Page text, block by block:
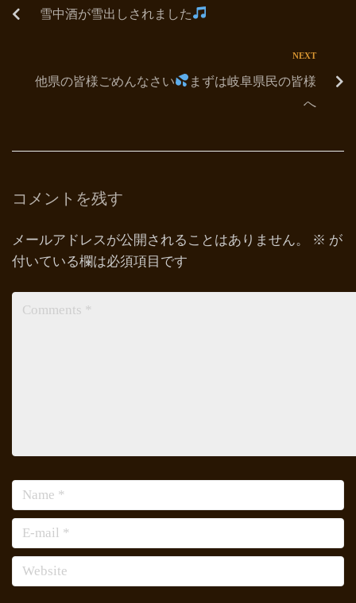
雪中酒が雪出しされました
NEXT
他県の皆様ごめんなさい
まずは岐阜県民の皆様
へ
コメントを残す
メールアドレスが公開されることはありません。 ※ が
付いている欄は必須項目です